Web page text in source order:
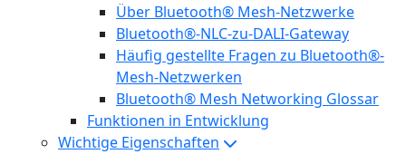
Über Bluetooth® Mesh-Netzwerke
Bluetooth®-NLC-zu-DALI-Gateway
Häufig gestellte Fragen zu Bluetooth®-
Mesh-Netzwerken
Bluetooth® Mesh Networking Glossar
Funktionen in Entwicklung
Wichtige Eigenschaften